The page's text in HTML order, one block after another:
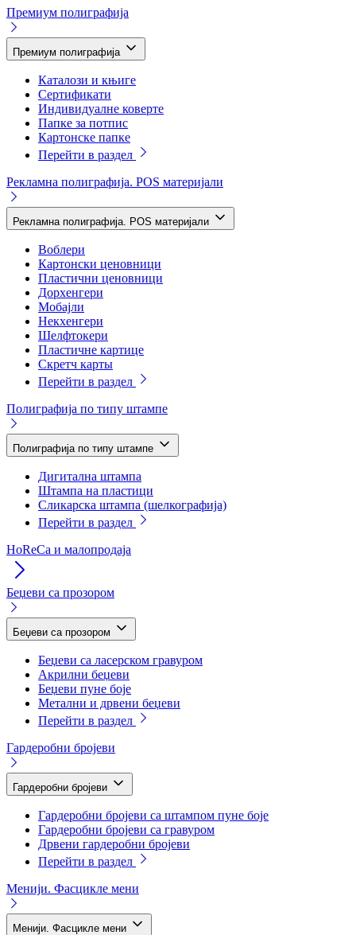
Премиум полиграфија
Премиум полиграфија
Каталози и књиге
Сертификати
Индивидуалне коверте
Папке за потпис
Картонске папке
Перейти в раздел
Рекламна полиграфија. POS материјали
Рекламна полиграфија. POS материјали
Воблери
Картонски ценовници
Пластични ценовници
Дорхенгери
Мобајли
Некхенгери
Шелфтокери
Пластичне картице
Скретч карты
Перейти в раздел
Полиграфија по типу штампе
Полиграфија по типу штампе
Дигитална штампа
Штампа на пластици
Сликарска штампа (шелкографија)
Перейти в раздел
HoReCa и малопродаја
Беџеви са прозором
Беџеви са прозором
Беџеви са ласерском гравуром
Акрилни беџеви
Беџеви пуне боје
Метални и дрвени беџеви
Перейти в раздел
Гардеробни бројеви
Гардеробни бројеви
Гардеробни бројеви са штампом пуне боје
Гардеробни бројеви са гравуром
Дрвени гардеробни бројеви
Перейти в раздел
Менији. Фасцикле мени
Менији. Фасцикле мени